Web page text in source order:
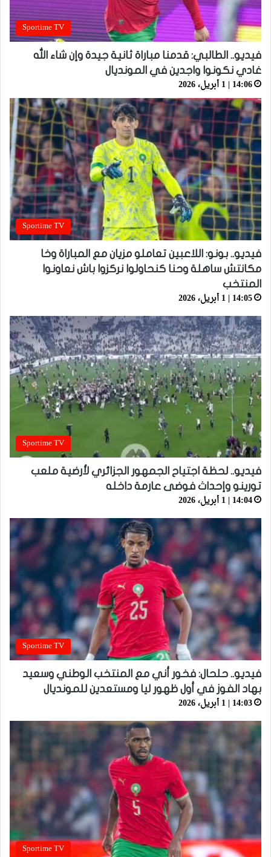
Sportime TV
فيديو.. الطالبي: قدمنا مباراة ثانية جيدة وإن شاء الله
غادي نكونوا واجدين في المونديال
14:06 | 1 أبريل، 2026
Sportime TV
فيديو.. بونو: اللاعبين تعاملو مزيان مع المباراة وخا
مكانتش ساهلة وحنا كنحاولوا نركزوا باش نعاونوا
المنتخب
14:05 | 1 أبريل، 2026
Sportime TV
فيديو.. لحظة اجتياح الجمهور الجزائري لأرضية ملعب
تورينو وإحداث فوضى عارمة داخله
14:04 | 1 أبريل، 2026
Sportime TV
فيديو.. حلحال: فخور أني مع المنتخب الوطني وسعيد
بهاد الفوز في أول ظهور ليا ومستعدين للمونديال
14:03 | 1 أبريل، 2026
Sportime TV